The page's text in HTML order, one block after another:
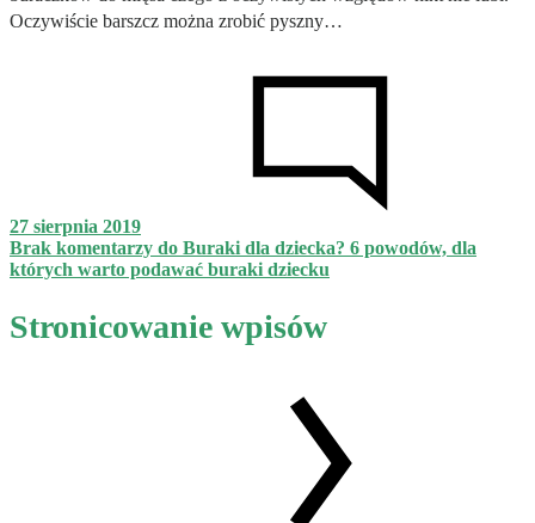
Oczywiście barszcz można zrobić pyszny…
27 sierpnia 2019
Brak komentarzy do Buraki dla dziecka? 6 powodów, dla
których warto podawać buraki dziecku
Stronicowanie wpisów